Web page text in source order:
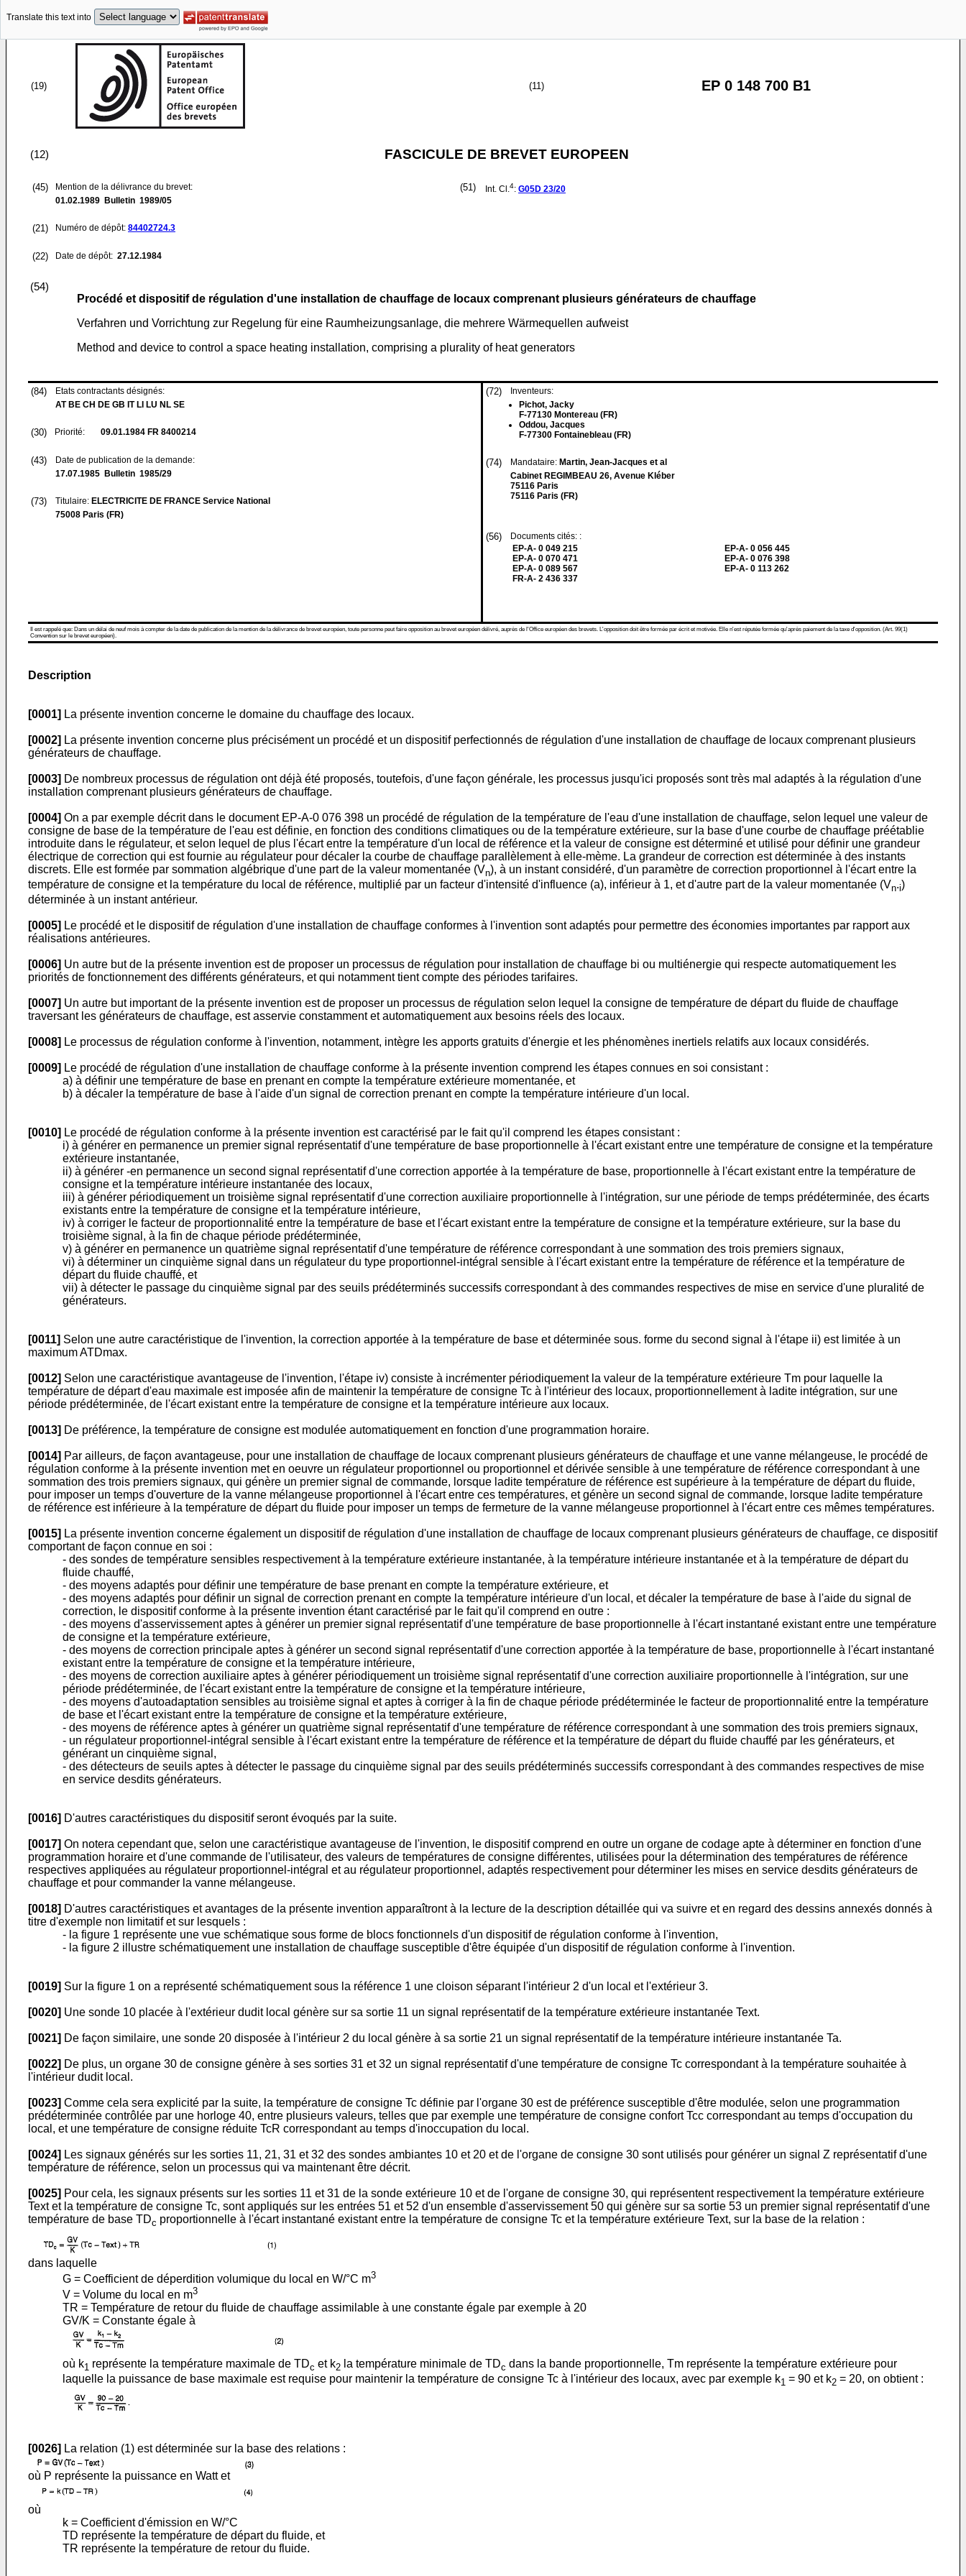
Translate this text into
(19) (11) EP 0 148 700 B1
(12) FASCICULE DE BREVET EUROPEEN
(45)
Mention de la délivrance du brevet:
01.02.1989 Bulletin 1989/05
(21) Numéro de dépôt: 84402724.3
(22) Date de dépôt: 27.12.1984
(51) Int. Cl.4: G05D 23/20
(54)
Procédé et dispositif de régulation d'une installation de chauffage de locaux comprenant plusieurs générateurs de chauffage
Verfahren und Vorrichtung zur Regelung für eine Raumheizungsanlage, die mehrere Wärmequellen aufweist
Method and device to control a space heating installation, comprising a plurality of heat generators
(84)
Etats contractants désignés:
AT BE CH DE GB IT LI LU NL SE
(30) Priorité: 09.01.1984 FR 8400214
(43)
Date de publication de la demande:
17.07.1985 Bulletin 1985/29
(73) Titulaire: ELECTRICITE DE FRANCE Service National
75008 Paris (FR)
(72)
Inventeurs:
Pichot, Jacky
F-77130 Montereau (FR)
Oddou, Jacques
F-77300 Fontainebleau (FR)
(74) Mandataire: Martin, Jean-Jacques et al
Cabinet REGIMBEAU 26, Avenue Kléber
75116 Paris
75116 Paris (FR)
(56)
Documents cités: :
EP-A- 0 049 215
EP-A- 0 070 471
EP-A- 0 089 567
FR-A- 2 436 337
EP-A- 0 056 445
EP-A- 0 076 398
EP-A- 0 113 262
Il est rappelé que: Dans un délai de neuf mois à compter de la date de publication de la mention de la délivrance de brevet européen, toute personne peut faire opposition au brevet européen délivré, auprès de l'Office européen des brevets. L'opposition doit être formée par écrit et motivée. Elle n'est réputée formée qu'après paiement de la taxe d'opposition. (Art. 99(1)
Convention sur le brevet européen).
Description
[0001] La présente invention concerne le domaine du chauffage des locaux.
[0002] La présente invention concerne plus précisément un procédé et un dispositif perfectionnés de régulation d'une installation de chauffage de locaux comprenant plusieurs
générateurs de chauffage.
[0003] De nombreux processus de régulation ont déjà été proposés, toutefois, d'une façon générale, les processus jusqu'ici proposés sont très mal adaptés à la régulation d'une
installation comprenant plusieurs générateurs de chauffage.
[0004] On a par exemple décrit dans le document EP-A-0 076 398 un procédé de régulation de la température de l'eau d'une installation de chauffage, selon lequel une valeur de
consigne de base de la température de l'eau est définie, en fonction des conditions climatiques ou de la température extérieure, sur la base d'une courbe de chauffage préétablie
introduite dans le régulateur, et selon lequel de plus l'écart entre la température d'un local de référence et la valeur de consigne est déterminé et utilisé pour définir une grandeur
électrique de correction qui est fournie au régulateur pour décaler la courbe de chauffage parallèlement à elle-mème. La grandeur de correction est déterminée à des instants
discrets. Elle est formée par sommation algébrique d'une part de la valeur momentanée (Vn), à un instant considéré, d'un paramètre de correction proportionnel à l'écart entre la
température de consigne et la température du local de référence, multiplié par un facteur d'intensité d'influence (a), inférieur à 1, et d'autre part de la valeur momentanée (Vn.i)
déterminée à un instant antérieur.
[0005] Le procédé et le dispositif de régulation d'une installation de chauffage conformes à l'invention sont adaptés pour permettre des économies importantes par rapport aux
réalisations antérieures.
[0006] Un autre but de la présente invention est de proposer un processus de régulation pour installation de chauffage bi ou multiénergie qui respecte automatiquement les
priorités de fonctionnement des différents générateurs, et qui notamment tient compte des périodes tarifaires.
[0007] Un autre but important de la présente invention est de proposer un processus de régulation selon lequel la consigne de température de départ du fluide de chauffage
traversant les générateurs de chauffage, est asservie constamment et automatiquement aux besoins réels des locaux.
[0008] Le processus de régulation conforme à l'invention, notamment, intègre les apports gratuits d'énergie et les phénomènes inertiels relatifs aux locaux considérés.
[0009] Le procédé de régulation d'une installation de chauffage conforme à la présente invention comprend les étapes connues en soi consistant :
a) à définir une température de base en prenant en compte la température extérieure momentanée, et
b) à décaler la température de base à l'aide d'un signal de correction prenant en compte la température intérieure d'un local.
[0010] Le procédé de régulation conforme à la présente invention est caractérisé par le fait qu'il comprend les étapes consistant :
i) à générer en permanence un premier signal représentatif d'une température de base proportionnelle à l'écart existant entre une température de consigne et la température
extérieure instantanée,
ii) à générer -en permanence un second signal représentatif d'une correction apportée à la température de base, proportionnelle à l'écart existant entre la température de
consigne et la température intérieure instantanée des locaux,
iii) à générer périodiquement un troisième signal représentatif d'une correction auxiliaire proportionnelle à l'intégration, sur une période de temps prédéterminée, des écarts
existants entre la température de consigne et la température intérieure,
iv) à corriger le facteur de proportionnalité entre la température de base et l'écart existant entre la température de consigne et la température extérieure, sur la base du
troisième signal, à la fin de chaque période prédéterminée,
v) à générer en permanence un quatrième signal représentatif d'une température de référence correspondant à une sommation des trois premiers signaux,
vi) à déterminer un cinquième signal dans un régulateur du type proportionnel-intégral sensible à l'écart existant entre la température de référence et la température de
départ du fluide chauffé, et
vii) à détecter le passage du cinquième signal par des seuils prédéterminés successifs correspondant à des commandes respectives de mise en service d'une pluralité de
générateurs.
[0011] Selon une autre caractéristique de l'invention, la correction apportée à la température de base et déterminée sous. forme du second signal à l'étape ii) est limitée à un
maximum ATDmax.
[0012] Selon une caractéristique avantageuse de l'invention, l'étape iv) consiste à incrémenter périodiquement la valeur de la température extérieure Tm pour laquelle la
température de départ d'eau maximale est imposée afin de maintenir la température de consigne Tc à l'intérieur des locaux, proportionnellement à ladite intégration, sur une
période prédéterminée, de l'écart existant entre la température de consigne et la température intérieure aux locaux.
[0013] De préférence, la température de consigne est modulée automatiquement en fonction d'une programmation horaire.
[0014] Par ailleurs, de façon avantageuse, pour une installation de chauffage de locaux comprenant plusieurs générateurs de chauffage et une vanne mélangeuse, le procédé de
régulation conforme à la présente invention met en oeuvre un régulateur proportionnel ou proportionnel et dérivée sensible à une température de référence correspondant à une
sommation des trois premiers signaux, qui génère un premier signal de commande, lorsque ladite température de référence est supérieure à la température de départ du fluide,
pour imposer un temps d'ouverture de la vanne mélangeuse proportionnel à l'écart entre ces températures, et génère un second signal de commande, lorsque ladite température
de référence est inférieure à la température de départ du fluide pour imposer un temps de fermeture de la vanne mélangeuse proportionnel à l'écart entre ces mêmes températures.
[0015] La présente invention concerne également un dispositif de régulation d'une installation de chauffage de locaux comprenant plusieurs générateurs de chauffage, ce dispositif
comportant de façon connue en soi :
- des sondes de température sensibles respectivement à la température extérieure instantanée, à la température intérieure instantanée et à la température de départ du
fluide chauffé,
- des moyens adaptés pour définir une température de base prenant en compte la température extérieure, et
- des moyens adaptés pour définir un signal de correction prenant en compte la température intérieure d'un local, et décaler la température de base à l'aide du signal de
correction, le dispositif conforme à la présente invention étant caractérisé par le fait qu'il comprend en outre :
- des moyens d'asservissement aptes à générer un premier signal représentatif d'une température de base proportionnelle à l'écart instantané existant entre une température
de consigne et la température extérieure,
- des moyens de correction principale aptes à générer un second signal représentatif d'une correction apportée à la température de base, proportionnelle à l'écart instantané
existant entre la température de consigne et la température intérieure,
- des moyens de correction auxiliaire aptes à générer périodiquement un troisième signal représentatif d'une correction auxiliaire proportionnelle à l'intégration, sur une
période prédéterminée, de l'écart existant entre la température de consigne et la température intérieure,
- des moyens d'autoadaptation sensibles au troisième signal et aptes à corriger à la fin de chaque période prédéterminée le facteur de proportionnalité entre la température
de base et l'écart existant entre la température de consigne et la température extérieure,
- des moyens de référence aptes à générer un quatrième signal représentatif d'une température de référence correspondant à une sommation des trois premiers signaux,
- un régulateur proportionnel-intégral sensible à l'écart existant entre la température de référence et la température de départ du fluide chauffé par les générateurs, et
générant un cinquième signal,
- des détecteurs de seuils aptes à détecter le passage du cinquième signal par des seuils prédéterminés successifs correspondant à des commandes respectives de mise
en service desdits générateurs.
[0016] D'autres caractéristiques du dispositif seront évoqués par la suite.
[0017] On notera cependant que, selon une caractéristique avantageuse de l'invention, le dispositif comprend en outre un organe de codage apte à déterminer en fonction d'une
programmation horaire et d'une commande de l'utilisateur, des valeurs de températures de consigne différentes, utilisées pour la détermination des températures de référence
respectives appliquées au régulateur proportionnel-intégral et au régulateur proportionnel, adaptés respectivement pour déterminer les mises en service desdits générateurs de
chauffage et pour commander la vanne mélangeuse.
[0018] D'autres caractéristiques et avantages de la présente invention apparaîtront à la lecture de la description détaillée qui va suivre et en regard des dessins annexés donnés à
titre d'exemple non limitatif et sur lesquels :
- la figure 1 représente une vue schématique sous forme de blocs fonctionnels d'un dispositif de régulation conforme à l'invention,
- la figure 2 illustre schématiquement une installation de chauffage susceptible d'être équipée d'un dispositif de régulation conforme à l'invention.
[0019] Sur la figure 1 on a représenté schématiquement sous la référence 1 une cloison séparant l'intérieur 2 d'un local et l'extérieur 3.
[0020] Une sonde 10 placée à l'extérieur dudit local génère sur sa sortie 11 un signal représentatif de la température extérieure instantanée Text.
[0021] De façon similaire, une sonde 20 disposée à l'intérieur 2 du local génère à sa sortie 21 un signal représentatif de la température intérieure instantanée Ta.
[0022] De plus, un organe 30 de consigne génère à ses sorties 31 et 32 un signal représentatif d'une température de consigne Tc correspondant à la température souhaitée à
l'intérieur dudit local.
[0023] Comme cela sera explicité par la suite, la température de consigne Tc définie par l'organe 30 est de préférence susceptible d'être modulée, selon une programmation
prédéterminée contrôlée par une horloge 40, entre plusieurs valeurs, telles que par exemple une température de consigne confort Tcc correspondant au temps d'occupation du
local, et une température de consigne réduite TcR correspondant au temps d'inoccupation du local.
[0024] Les signaux générés sur les sorties 11, 21, 31 et 32 des sondes ambiantes 10 et 20 et de l'organe de consigne 30 sont utilisés pour générer un signal Z représentatif d'une
température de référence, selon un processus qui va maintenant être décrit.
[0025] Pour cela, les signaux présents sur les sorties 11 et 31 de la sonde extérieure 10 et de l'organe de consigne 30, qui représentent respectivement la température extérieure
Text et la température de consigne Tc, sont appliqués sur les entrées 51 et 52 d'un ensemble d'asservissement 50 qui génère sur sa sortie 53 un premier signal représentatif d'une
température de base TDc proportionnelle à l'écart instantané existant entre la température de consigne Tc et la température extérieure Text, sur la base de la relation :
dans laquelle
G = Coefficient de déperdition volumique du local en W/°C m3
V = Volume du local en m3
TR = Température de retour du fluide de chauffage assimilable à une constante égale par exemple à 20
GV/K = Constante égale à
où k1 représente la température maximale de TDc et k2 la température minimale de TDc dans la bande proportionnelle, Tm représente la température extérieure pour
laquelle la puissance de base maximale est requise pour maintenir la température de consigne Tc à l'intérieur des locaux, avec par exemple k1 = 90 et k2 = 20, on obtient :
[0026] La relation (1) est déterminée sur la base des relations :
où P représente la puissance en Watt et
où
k = Coefficient d'émission en W/°C
TD représente la température de départ du fluide, et
TR représente la température de retour du fluide.